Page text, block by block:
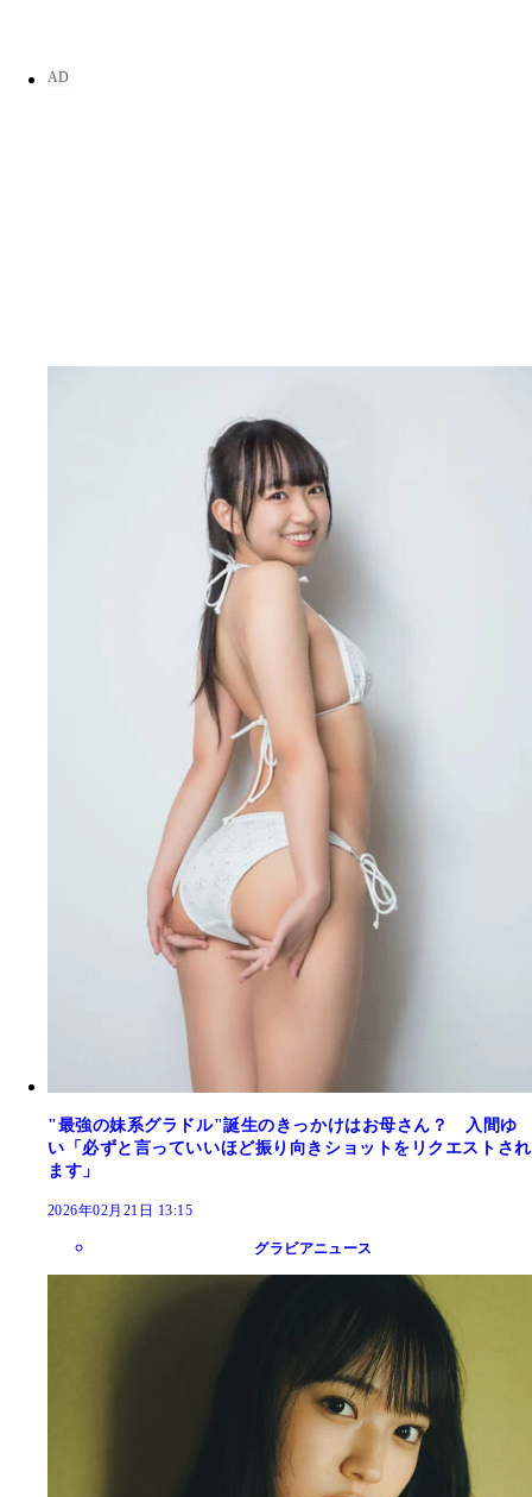
"最強の妹系グラドル"誕生のきっかけはお母さん？ 入間ゆ
い「必ずと言っていいほど振り向きショットをリクエストされ
ます」
2026年02月21日 13:15
グラビアニュース